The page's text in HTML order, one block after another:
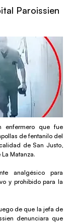
Paroissien
enfermero que fue
de fentanilo del
de San Justo,
Matanza.
analgésico para
y prohibido para la
de que la jefa de
denunciara que